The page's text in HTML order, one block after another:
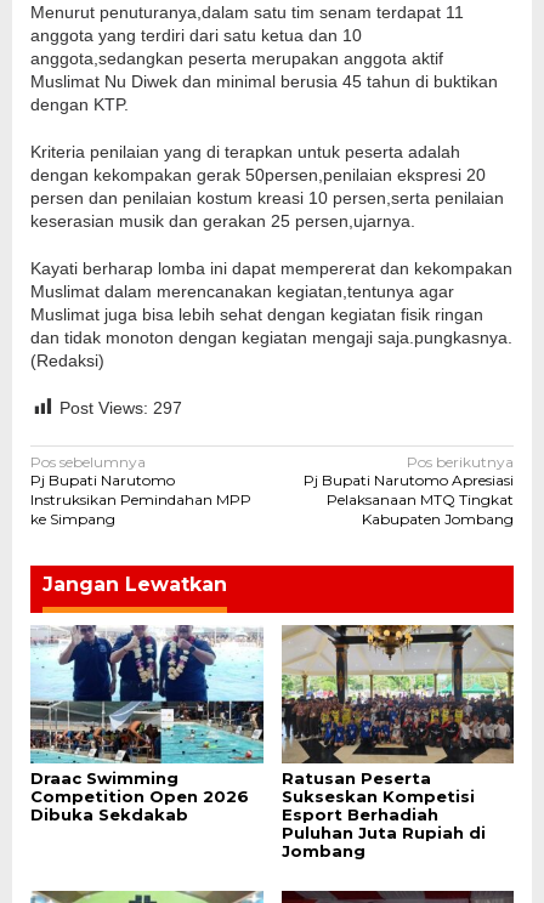
Menurut penuturanya,dalam satu tim senam terdapat 11
anggota yang terdiri dari satu ketua dan 10
anggota,sedangkan peserta merupakan anggota aktif
Muslimat Nu Diwek dan minimal berusia 45 tahun di buktikan
dengan KTP.
Kriteria penilaian yang di terapkan untuk peserta adalah
dengan kekompakan gerak 50persen,penilaian ekspresi 20
persen dan penilaian kostum kreasi 10 persen,serta penilaian
keserasian musik dan gerakan 25 persen,ujarnya.
Kayati berharap lomba ini dapat mempererat dan kekompakan
Muslimat dalam merencanakan kegiatan,tentunya agar
Muslimat juga bisa lebih sehat dengan kegiatan fisik ringan
dan tidak monoton dengan kegiatan mengaji saja.pungkasnya.
(Redaksi)
Post Views: 297
Navigasi
pos
Pos sebelumnya
Pj Bupati Narutomo
Instruksikan Pemindahan MPP
ke Simpang
Pos berikutnya
Pj Bupati Narutomo Apresiasi
Pelaksanaan MTQ Tingkat
Kabupaten Jombang
Jangan Lewatkan
Draac Swimming
Competition Open 2026
Dibuka Sekdakab
Ratusan Peserta
Sukseskan Kompetisi
Esport Berhadiah
Puluhan Juta Rupiah di
Jombang